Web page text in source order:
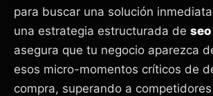
para buscar una solución
una estrategia estructurada de
asegura que tu negocio aparezca
esos micro-momentos críticos de
compra, superando a